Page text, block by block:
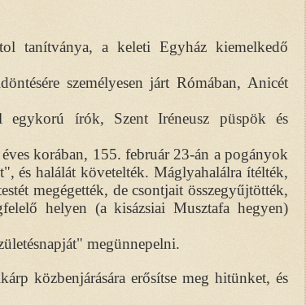
tanítványa, a keleti Egyház kiemelkedő
személyesen járt Rómában, Anicét
egykorú írók, Szent Iréneusz püspök és
korában, 155. február 23-án a pogányok
és halálát követelték. Máglyahalálra ítélték,
megégették, de csontjait összegyűjtötték,
helyen (a kisázsiai Musztafa hegyen)
megünnepelni.
közbenjárására erősítse meg hitünket, és